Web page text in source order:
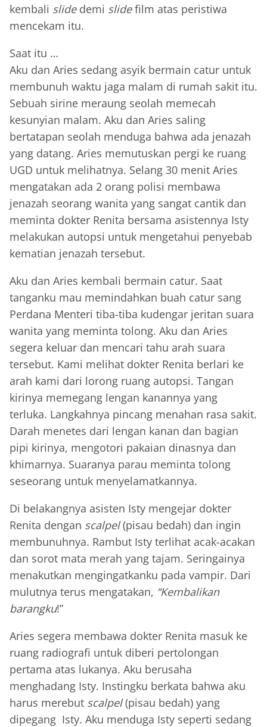
kembali slidedemi slidefilm atas peristiwa
mencekam itu.
Saat itu …
Aku dan Aries sedang asyik bermain catur untuk
membunuh waktu jaga malam di rumah sakit itu.
Sebuah sirine meraung seolah memecah
kesunyian malam. Aku dan Aries saling
bertatapan seolah menduga bahwa ada jenazah
yang datang. Aries memutuskan pergi ke ruang
UGD untuk melihatnya. Selang 30 menit Aries
mengatakan ada 2 orang polisi membawa
jenazah seorang wanita yang sangat cantik dan
meminta dokter Renita bersama asistennya Isty
melakukan autopsi untuk mengetahui penyebab
kematian jenazah tersebut.
Aku dan Aries kembali bermain catur. Saat
tanganku mau memindahkan buah catur sang
Perdana Menteri tiba-tiba kudengar jeritan suara
wanita yang meminta tolong. Aku dan Aries
segera keluar dan mencari tahu arah suara
tersebut. Kami melihat dokter Renita berlari ke
arah kami dari lorong ruang autopsi. Tangan
kirinya memegang lengan kanannya yang
terluka. Langkahnya pincang menahan rasa sakit.
Darah menetes dari lengan kanan dan bagian
pipi kirinya, mengotori pakaian dinasnya dan
khimarnya. Suaranya parau meminta tolong
seseorang untuk menyelamatkannya.
Di belakangnya asisten Isty mengejar dokter
Renita dengan scalpel(pisau bedah) dan ingin
membunuhnya. Rambut Isty terlihat acak-acakan
dan sorot mata merah yang tajam. Seringainya
menakutkan mengingatkanku pada vampir. Dari
mulutnya terus mengatakan, “Kembalikan
barangku!”
Aries segera membawa dokter Renita masuk ke
ruang radiografi untuk diberi pertolongan
pertama atas lukanya. Aku berusaha
menghadang Isty. Instingku berkata bahwa aku
harus merebut scalpel(pisau bedah) yang
dipegang Isty. Aku menduga Isty seperti sedang